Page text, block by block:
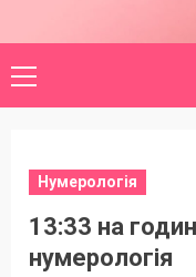
Головне
меню
Нумерологія
13:33 на
нумерологія